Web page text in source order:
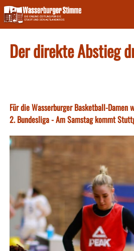
Skip
to
content
Der direkte Abstieg
Für die Wasserburger Basketball-Damen
2. Bundesliga - Am Samstag kommt